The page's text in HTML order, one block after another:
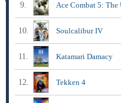
9. Ace Combat 5: The
10. Soulcalibur IV
11. Katamari Damacy
12. Tekken 4